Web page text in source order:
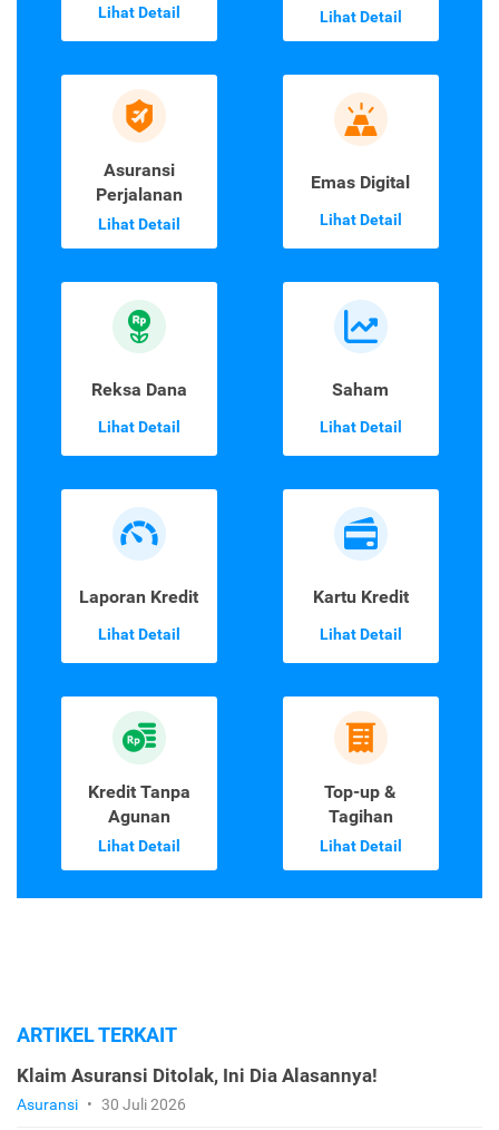
Lihat Detail Lihat Detail
Asuransi
Perjalanan
Lihat Detail
Emas Digital
Lihat Detail
Reksa Dana
Lihat Detail
Saham
Lihat Detail
Laporan Kredit
Lihat Detail
Kartu Kredit
Lihat Detail
Kredit Tanpa
Agunan
Lihat Detail
Top-up &
Tagihan
Lihat Detail
ARTIKEL TERKAIT
Klaim Asuransi Ditolak, Ini Dia Alasannya!
Asuransi • 30 Juli 2026